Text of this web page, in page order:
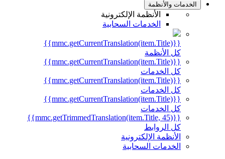
الخدمات والأنظمة
الأنظمة الإلكترونية
الخدمات السحابية
{{mmc.getCurrentTranslation(item.Title)}}
كل الأنظمة
{{mmc.getCurrentTranslation(item.Title)}}
كل الخدمات
{{mmc.getCurrentTranslation(item.Title)}}
كل الخدمات
{{mmc.getCurrentTranslation(item.Title)}}
كل الخدمات
{{mmc.getTrimmedTranslation(item.Title, 45)}}
كل الروابط
الأنظمة الإلكترونية
الخدمات السحابية